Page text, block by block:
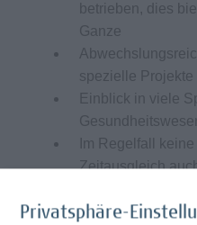
betrieben, dies
Ganze
spezielle Projekte
Einblick in viele
Im Regelfall
Zeitausgleich
Möglichkeit zu 3
Privatsphäre-